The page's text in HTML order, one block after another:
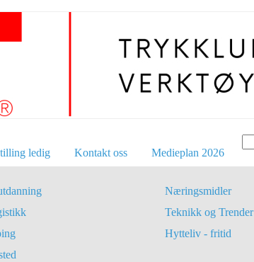
ledig Kontakt oss Medieplan 2026
Næringsmidler
Teknikk og Trender
Hytteliv - fritid